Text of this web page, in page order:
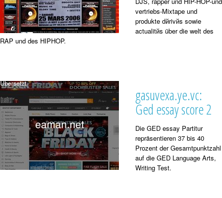
vertriebs-Mixtape und
produkte dйrivйs sowie
actualitйs über die welt des
RAP und des HIPHOP.
gasuvexa.ye.vc:
Ged essay score 2
Die GED essay Partitur
repräsentieren 37 bis 40
Prozent der Gesamtpunktzahl
auf die GED Language Arts,
Writing Test.